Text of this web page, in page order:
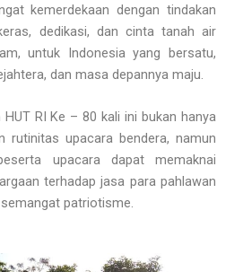
kemerdekaan dengan tindakan
dedikasi, dan cinta tanah air
untuk Indonesia yang bersatu,
dan masa depannya maju.
RI Ke – 80 kali ini bukan hanya
rutinitas upacara bendera, namun
upacara dapat memaknai
terhadap jasa para pahlawan
patriotisme.